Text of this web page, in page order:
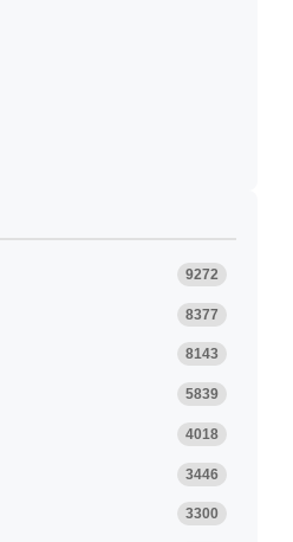
9272
8377
8143
5839
4018
3446
3300